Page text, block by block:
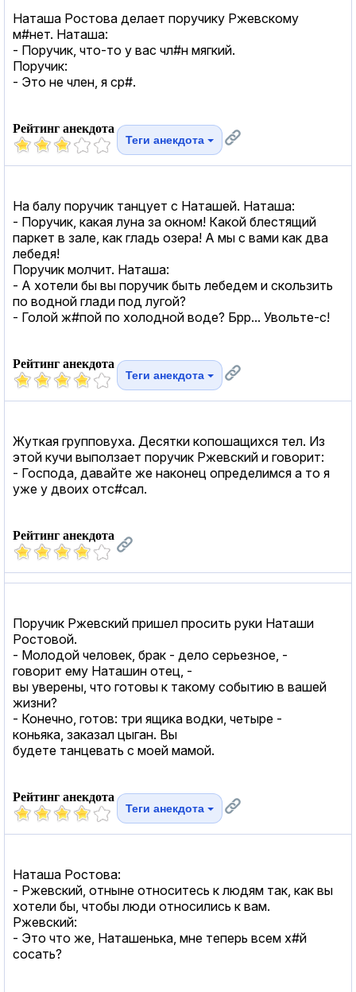
Наташа Ростова делает поручику Ржевскому
м#нет. Наташа:
- Пoручик, что-то у вас чл#н мягкий.
Пoручик:
- Это не член, я ср#.
Рейтинг анекдота
Теги анекдота
На балу поручик танцует с Наташей. Наташа:
- Поручик, какая луна за окном! Какой блестящий
паркет в зале, как гладь озера! А мы с вами как два
лебедя!
Поручик молчит. Наташа:
- А хотели бы вы поручик быть лебедем и скользить
по водной глади под лугой?
- Голой ж#пой по холодной воде? Брр... Увольте-с!
Рейтинг анекдота
Теги анекдота
Жуткая групповуха. Десятки копошащихся тел. Из
этой кучи выползает поручик Ржевский и говорит:
- Господа, давайте же наконец определимся а то я
уже у двоих отс#сал.
Рейтинг анекдота
Поручик Ржевский пришел просить руки Наташи
Ростовой.
- Молодой человек, брак - дело серьезное, -
говорит ему Наташин отец, -
вы уверены, что готовы к такому событию в вашей
жизни?
- Конечно, готов: три ящика водки, четыре -
коньяка, заказал цыган. Вы
будете танцевать с моей мамой.
Рейтинг анекдота
Теги анекдота
Наташа Ростовa:
- Ржевский, отныне относитесь к людям так, как вы
хотели бы, чтобы люди относились к вам.
Ржевский:
- Это что же, Наташенька, мне теперь всем х#й
сосать?